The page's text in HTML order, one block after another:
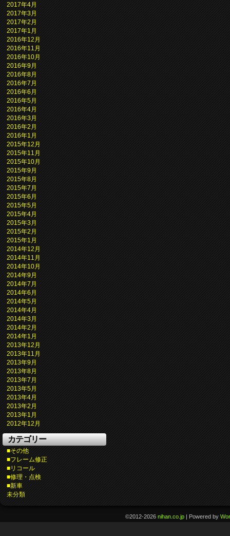
2017年4月
2017年3月
2017年2月
2017年1月
2016年12月
2016年11月
2016年10月
2016年9月
2016年8月
2016年7月
2016年6月
2016年5月
2016年4月
2016年3月
2016年2月
2016年1月
2015年12月
2015年11月
2015年10月
2015年9月
2015年8月
2015年7月
2015年6月
2015年5月
2015年4月
2015年3月
2015年2月
2015年1月
2014年12月
2014年11月
2014年10月
2014年9月
2014年7月
2014年6月
2014年5月
2014年4月
2014年3月
2014年2月
2014年1月
2013年12月
2013年11月
2013年9月
2013年8月
2013年7月
2013年5月
2013年4月
2013年2月
2013年1月
2012年12月
カテゴリー
■その他
■フレーム修正
■リコール
■修理・点検
■新車
未分類
©2012-2026nihan.co.jp | Powered by